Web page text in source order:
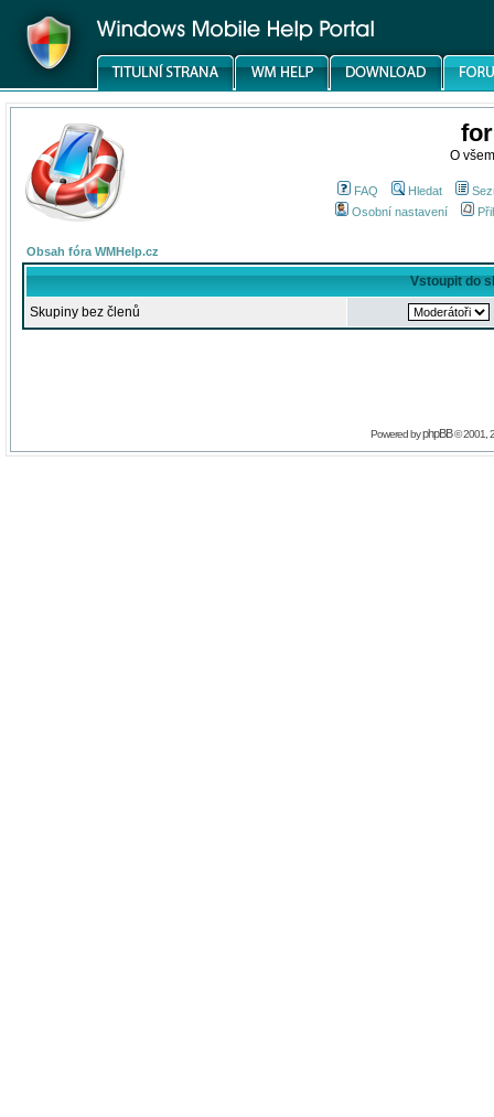
O
FAQ Hledat
Osobní nastavení
Obsah fóra WMHelp.cz
Vstoupit do
Skupiny bez členů
Powered byphpBB© 2001,